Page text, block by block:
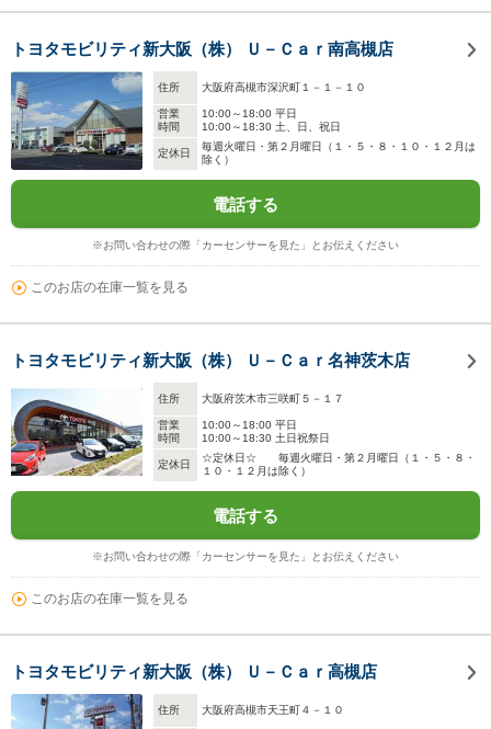
トヨタモビリティ新大阪（株） Ｕ－Ｃａｒ南高槻店
住所 大阪府高槻市深沢町１－１－１０
営業
時間
10:00～18:00 平日
10:00～18:30 土、日、祝日
定休日
毎週火曜日・第２月曜日（１・５・８・１０・１２月は
除く）
電話する
※お問い合わせの際「カーセンサーを見た」とお伝えください
このお店の在庫一覧を見る
トヨタモビリティ新大阪（株） Ｕ－Ｃａｒ名神茨木店
住所 大阪府茨木市三咲町５－１７
営業
時間
10:00～18:00 平日
10:00～18:30 土日祝祭日
定休日
☆定休日☆ 毎週火曜日・第２月曜日（１・５・８・
１０・１２月は除く）
電話する
※お問い合わせの際「カーセンサーを見た」とお伝えください
このお店の在庫一覧を見る
トヨタモビリティ新大阪（株） Ｕ－Ｃａｒ高槻店
住所 大阪府高槻市天王町４－１０